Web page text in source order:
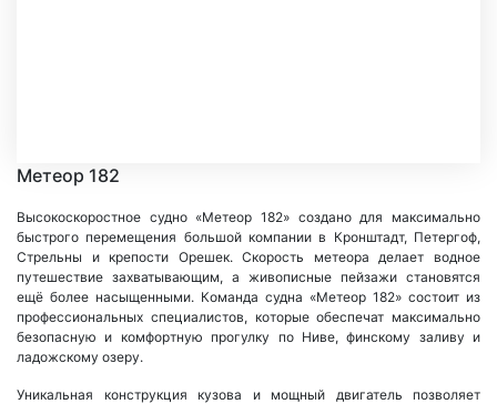
Метеор 182
Высокоскоростное судно «Метеор 182» создано для максимально
быстрого перемещения большой компании в Кронштадт, Петергоф,
Стрельны и крепости Орешек. Скорость метеора делает водное
путешествие захватывающим, а живописные пейзажи становятся
ещё более насыщенными. Команда судна «Метеор 182» состоит из
профессиональных специалистов, которые обеспечат максимально
безопасную и комфортную прогулку по Ниве, финскому заливу и
ладожскому озеру.
Уникальная конструкция кузова и мощный двигатель позволяет